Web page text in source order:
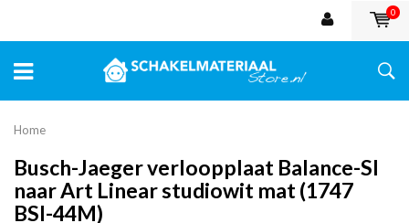
0
Home
Busch-Jaeger verloopplaat Balance-SI
naar Art Linear studiowit mat (1747
BSI-44M)